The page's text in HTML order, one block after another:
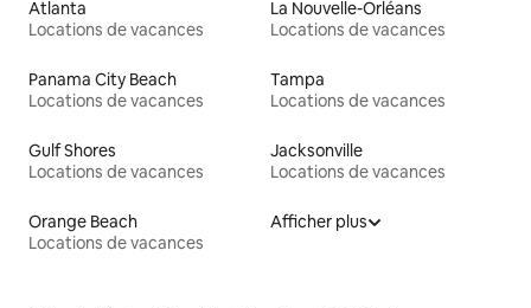
Atlanta
Locations de vacances
La Nouvelle-Orléans
Locations de vacances
Panama City Beach
Locations de vacances
Tampa
Locations de vacances
Gulf Shores
Locations de vacances
Jacksonville
Locations de vacances
Orange Beach
Locations de vacances
Afficher plus